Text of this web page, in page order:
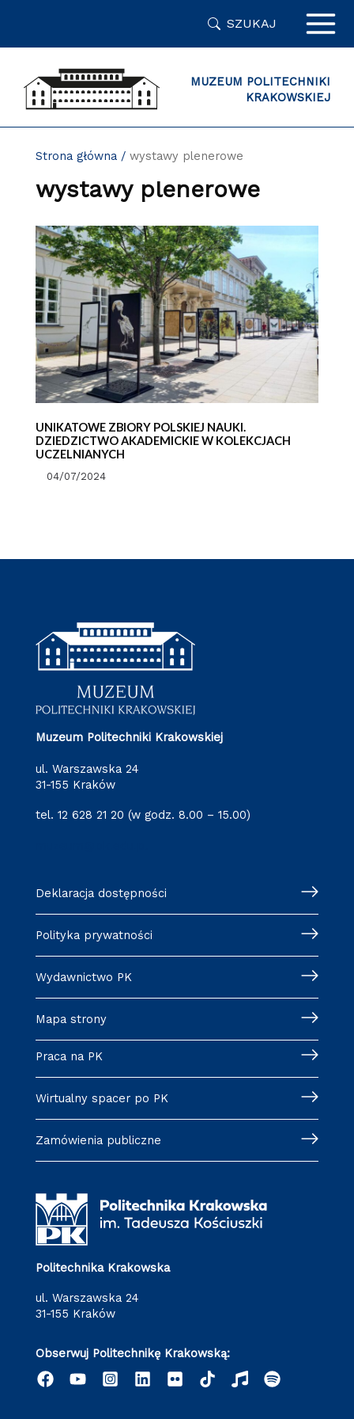
SZUKAJ
MUZEUM POLITECHNIKI
KRAKOWSKIEJ
Strona główna/ wystawy plenerowe
wystawy plenerowe
UNIKATOWE ZBIORY POLSKIEJ NAUKI.
DZIEDZICTWO AKADEMICKIE W KOLEKCJACH
UCZELNIANYCH
04/07/2024
Muzeum Politechniki Krakowskiej
ul. Warszawska 24
31-155 Kraków
tel. 12 628 21 20 (w godz. 8.00 – 15.00)
Deklaracja dostępności
Polityka prywatności
Wydawnictwo PK
Mapa strony
Praca na PK
Wirtualny spacer po PK
Zamówienia publiczne
Politechnika Krakowska
ul. Warszawska 24
31-155 Kraków
Obserwuj Politechnikę Krakowską: